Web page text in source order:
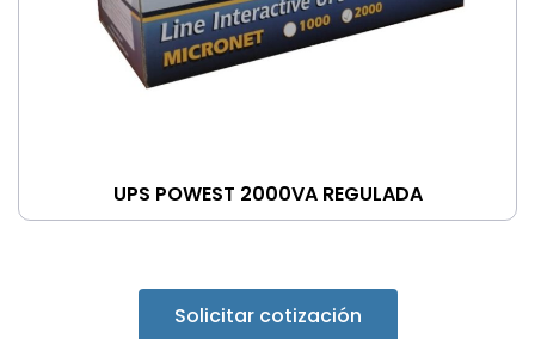
UPS POWEST 2000VA REGULADA
Solicitar cotización